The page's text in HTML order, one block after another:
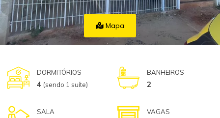
Mapa
DORMITÓRIOS
4 (sendo 1 suíte)
BANHEIROS
2
SALA VAGAS